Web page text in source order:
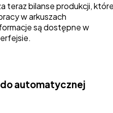
teraz bilanse produkcji,
w arkuszach
są dostępne w
automatycznej